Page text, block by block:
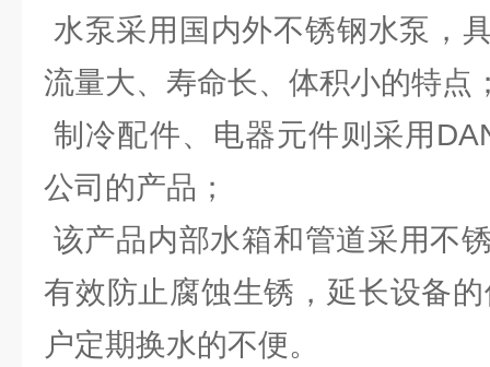
水泵采用国内外不锈钢水泵，
流量大、寿命长、体积小的特点
制冷配件、电器元件则采用
公司的产品；
该产品内部水箱和管道采用不
有效防止腐蚀生锈，延长设备
户定期换水的不便。